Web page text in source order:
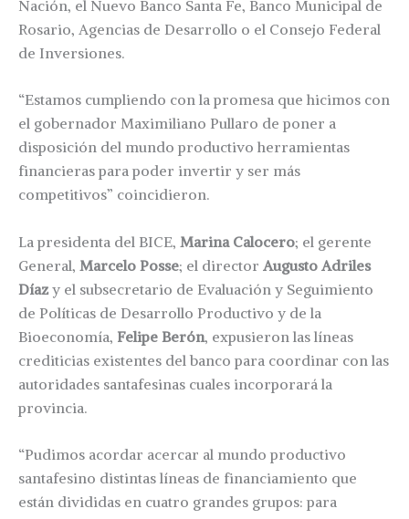
Nación, el Nuevo Banco Santa Fe, Banco Municipal de
Rosario, Agencias de Desarrollo o el Consejo Federal
de Inversiones.
“Estamos cumpliendo con la promesa que hicimos con
el gobernador Maximiliano Pullaro de poner a
disposición del mundo productivo herramientas
financieras para poder invertir y ser más
competitivos” coincidieron.
La presidenta del BICE, Marina Calocero; el gerente
General, Marcelo Posse; el director Augusto Adriles
Díaz y el subsecretario de Evaluación y Seguimiento
de Políticas de Desarrollo Productivo y de la
Bioeconomía, Felipe Berón, expusieron las líneas
crediticias existentes del banco para coordinar con las
autoridades santafesinas cuales incorporará la
provincia.
“Pudimos acordar acercar al mundo productivo
santafesino distintas líneas de financiamiento que
están divididas en cuatro grandes grupos: para